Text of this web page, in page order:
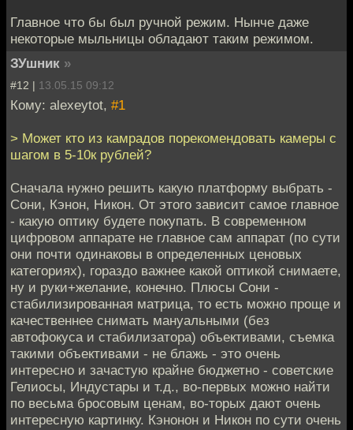
Главное что бы был ручной режим. Нынче даже
некоторые мыльницы обладают таким режимом.
ЗУшник »
#12 | 13.05.15 09:12
Кому: alexeytot, #1
> Может кто из камрадов порекомендовать камеры с
шагом в 5-10к рублей?
Сначала нужно решить какую платформу выбрать -
Сони, Кэнон, Никон. От этого зависит самое главное
- какую оптику будете покупать. В современном
цифровом аппарате не главное сам аппарат (по сути
они почти одинаковы в определенных ценовых
категориях), гораздо важнее какой оптикой снимаете,
ну и руки+желание, конечно. Плюсы Сони -
стабилизированная матрица, то есть можно проще и
качественнее снимать мануальными (без
автофокуса и стабилизатора) объективами, съемка
такими объективами - не блажь - это очень
интересно и зачастую крайне бюджетно - советские
Гелиосы, Индустары и т.д., во-первых можно найти
по весьма бросовым ценам, во-торых дают очень
интересную картинку. Кэнонон и Никон по сути очень